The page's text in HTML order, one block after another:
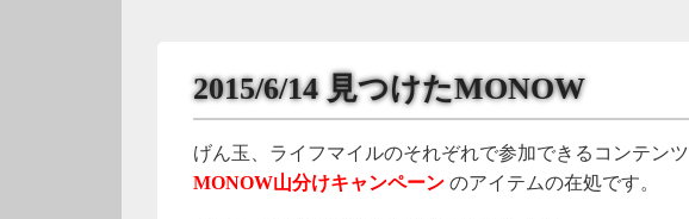
2015/6/14 見つけたMONOW
げん玉、ライフマイルのそれぞれで参加できるコンテンツ
MONOW山分けキャンペーン のアイテムの在処です。